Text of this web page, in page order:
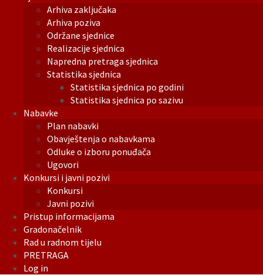
Arhiva zaključaka
Arhiva poziva
Održane sjednice
Realizacije sjednica
Napredna pretraga sjednica
Statistika sjednica
Statistika sjednica po godini
Statistika sjednica po sazivu
Nabavke
Plan nabavki
Obavještenja o nabavkama
Odluke o izboru ponuđača
Ugovori
Konkursi i javni pozivi
Konkursi
Javni pozivi
Pristup informacijama
Gradonačelnik
Rad u radnom tijelu
PRETRAGA
Log in